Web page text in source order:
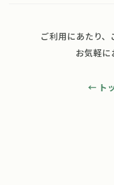
ご利用にあたり、
お気軽に
← ト